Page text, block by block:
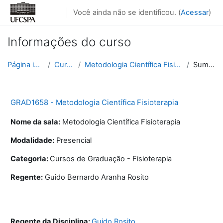
Ir para o conteúdo principal
Você ainda não se identificou. (Acessar)
Informações do curso
Página inicial Cursos Metodologia Científica Fisioterapia Sumário
GRAD1658 - Metodologia Científica Fisioterapia
Nome da sala: Metodologia Científica Fisioterapia
Modalidade: Presencial
Categoria: Cursos de Graduação - Fisioterapia
Regente: Guido Bernardo Aranha Rosito